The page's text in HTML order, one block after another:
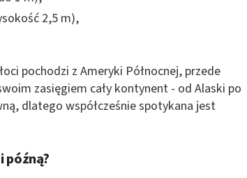
2,5 m),
pochodzi z Ameryki Północnej, przede
zasięgiem cały kontynent - od Alaski po
dlatego współcześnie spotykana jest
późną?
źródeł